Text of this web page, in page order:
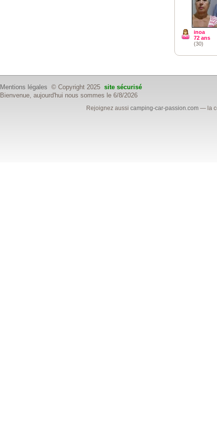
inoa
72 ans
(30)
Mentions légales © Copyright 2025 site sécurisé
Bienvenue, aujourd'hui nous sommes le 6/8/2026
Rejoignez aussicamping-car-passion.com — la